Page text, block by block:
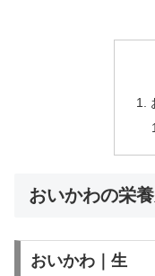
おいかわの栄
おいかわ｜生